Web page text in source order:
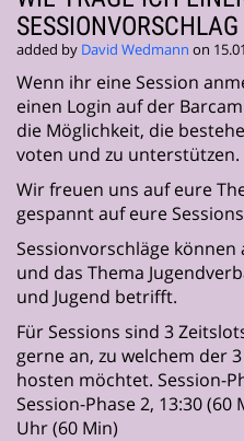
added by David Wedmann on
Wenn ihr eine Session
einen Login auf der
die Möglichkeit, die
voten und zu unterstützen.
Wir freuen uns auf eure
gespannt auf eure
Sessionvorschläge können
und das Thema
und Jugend betrifft.
Für Sessions sind 3
gerne an, zu welchem der
hosten möchtet. Session-
Session-Phase 2, 13:30 (60
Uhr (60 Min)